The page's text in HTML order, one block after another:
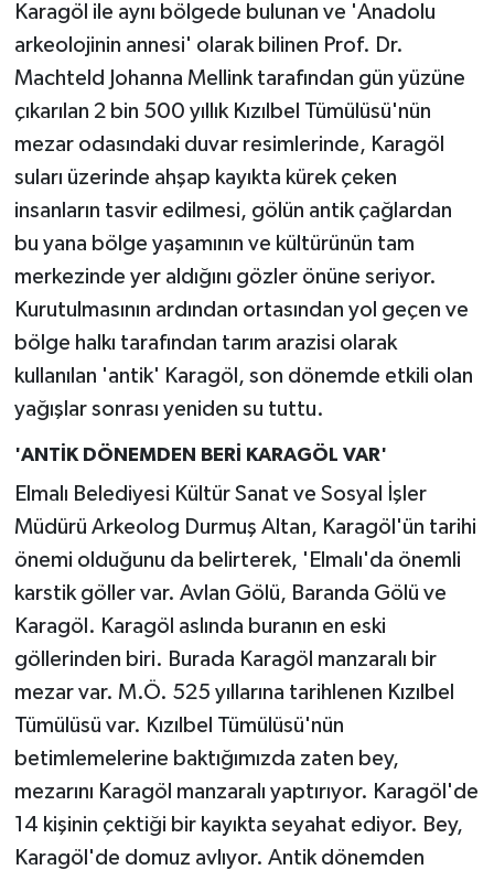
Karagöl ile aynı bölgede bulunan ve 'Anadolu
arkeolojinin annesi' olarak bilinen Prof. Dr.
Machteld Johanna Mellink tarafından gün yüzüne
çıkarılan 2 bin 500 yıllık Kızılbel Tümülüsü'nün
mezar odasındaki duvar resimlerinde, Karagöl
suları üzerinde ahşap kayıkta kürek çeken
insanların tasvir edilmesi, gölün antik çağlardan
bu yana bölge yaşamının ve kültürünün tam
merkezinde yer aldığını gözler önüne seriyor.
Kurutulmasının ardından ortasından yol geçen ve
bölge halkı tarafından tarım arazisi olarak
kullanılan 'antik' Karagöl, son dönemde etkili olan
yağışlar sonrası yeniden su tuttu.
'ANTİK DÖNEMDEN BERİ KARAGÖL VAR'
Elmalı Belediyesi Kültür Sanat ve Sosyal İşler
Müdürü Arkeolog Durmuş Altan, Karagöl'ün tarihi
önemi olduğunu da belirterek, 'Elmalı'da önemli
karstik göller var. Avlan Gölü, Baranda Gölü ve
Karagöl. Karagöl aslında buranın en eski
göllerinden biri. Burada Karagöl manzaralı bir
mezar var. M.Ö. 525 yıllarına tarihlenen Kızılbel
Tümülüsü var. Kızılbel Tümülüsü'nün
betimlemelerine baktığımızda zaten bey,
mezarını Karagöl manzaralı yaptırıyor. Karagöl'de
14 kişinin çektiği bir kayıkta seyahat ediyor. Bey,
Karagöl'de domuz avlıyor. Antik dönemden